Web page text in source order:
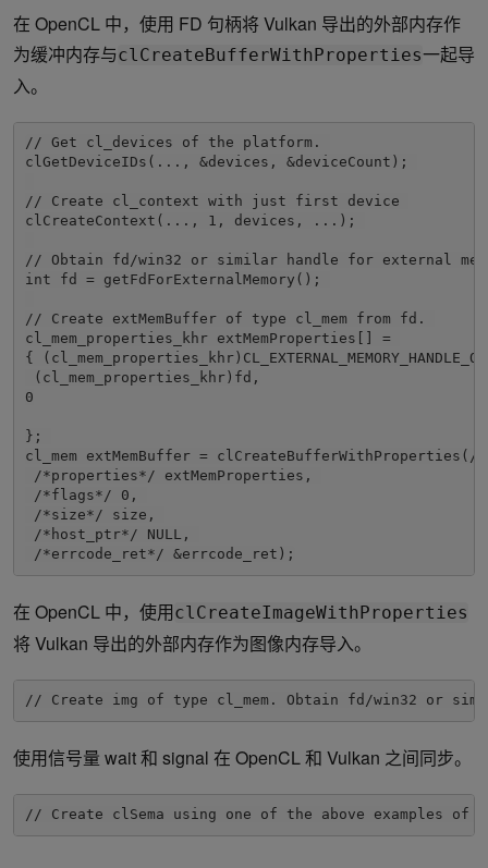
在 OpenCL 中，使用 FD 句柄将 Vulkan 导出的外部内存作
为缓冲内存与clCreateBufferWithProperties一起导
入。
// Get cl_devices of the platform.
clGetDeviceIDs(..., &devices, &deviceCount);
// Create cl_context with just first device
clCreateContext(..., 1, devices, ...);
// Obtain fd/win32 or similar handle for external
int fd = getFdForExternalMemory();
// Create extMemBuffer of type cl_mem from fd.
cl_mem_properties_khr extMemProperties[] =
{
(cl_mem_properties_khr)fd,
};
cl_mem extMemBuffer =
/*properties*/ extMemProperties,
/*flags*/ 0,
/*size*/ size,
/*host_ptr*/ NULL,
/*errcode_ret*/ &errcode_ret);
在 OpenCL 中，使用clCreateImageWithProperties
将 Vulkan 导出的外部内存作为图像内存导入。
// Create img of type cl_mem. Obtain fd/win32 or
使用信号量 wait 和 signal 在 OpenCL 和 Vulkan 之间同步。
// Create clSema using one of the above examples of